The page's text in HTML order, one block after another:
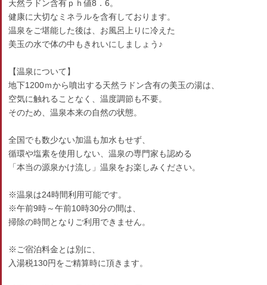
天然ラドン含有ｐｈ値8．6。
健康に大切なミネラルを含有しております。
温泉をご堪能した後は、お風呂上りに冷えた
美玉の水で体の中もきれいにしましょう♪
【温泉について】
地下1200ｍから噴出する天然ラドン含有の美玉の湯は、
空気に触れることなく、温度調節も不要。
そのため、温泉本来の自然の状態。
全国でも数少ない加温も加水もせず、
循環や塩素を使用しない、温泉の専門家も認める
「本当の源泉かけ流し」温泉をお楽しみください。
※温泉は24時間利用可能です。
※午前9時～午前10時30分の間は、
掃除の時間となりご利用できません。
※ご宿泊料金とは別に、
入湯税130円をご精算時に頂きます。